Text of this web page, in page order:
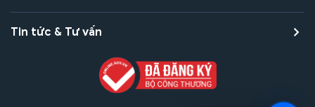
Tin tức & Tư vấn